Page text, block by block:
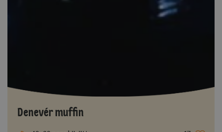
Denevér muffin